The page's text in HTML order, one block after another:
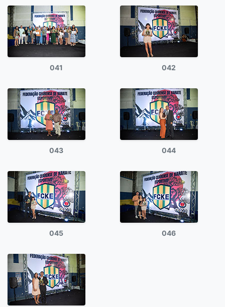
041 042
043 044
045 046